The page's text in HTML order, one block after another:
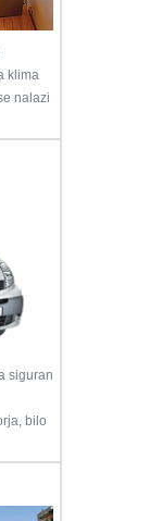
klima
nalazi
siguran
bilo